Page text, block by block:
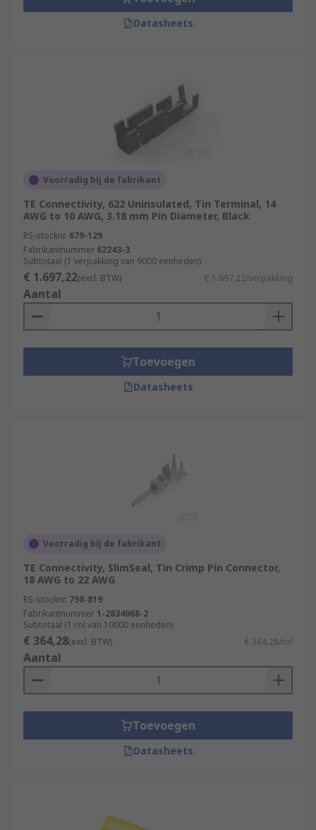
Datasheets
Voorradig bij de fabrikant
TE Connectivity, 622 Uninsulated, Tin Terminal, 14
AWG to 10 AWG, 3.18 mm Pin Diameter, Black
RS-stocknr. 679-129
Fabrikantnummer 62243-3
Subtotaal (1 verpakking van 9000 eenheden)
€ 1.697,22(excl. BTW) € 1.697,22/verpakking
Aantal
Toevoegen
Datasheets
Voorradig bij de fabrikant
TE Connectivity, SlimSeal, Tin Crimp Pin Connector,
18 AWG to 22 AWG
RS-stocknr. 798-819
Fabrikantnummer 1-2834068-2
Subtotaal (1 rol van 10000 eenheden)
€ 364,28(excl. BTW) € 364,28/rol
Aantal
Toevoegen
Datasheets